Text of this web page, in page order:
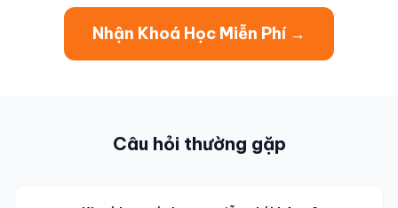
Nhận Khoá Học Miễn Phí →
Câu hỏi thường gặp